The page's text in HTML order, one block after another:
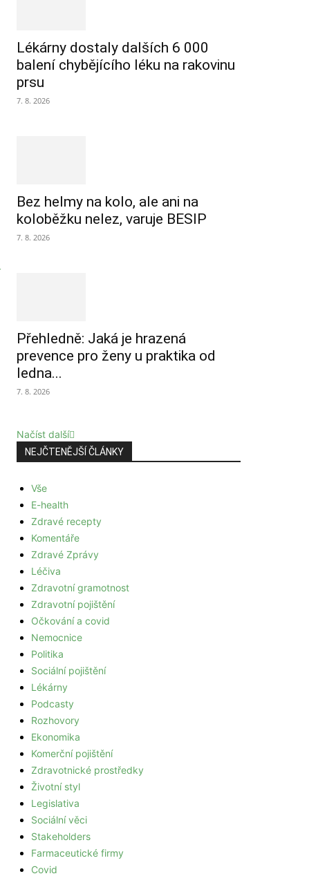
Lékárny dostaly dalších 6 000
balení chybějícího léku na rakovinu
prsu
7. 8. 2026
Bez helmy na kolo, ale ani na
koloběžku nelez, varuje BESIP
7. 8. 2026
Přehledně: Jaká je hrazená
prevence pro ženy u praktika od
ledna...
7. 8. 2026
Načíst další
NEJČTENĚJŠÍ ČLÁNKY
Vše
E-health
Zdravé recepty
Komentáře
Zdravé Zprávy
Léčiva
Zdravotní gramotnost
Zdravotní pojištění
Očkování a covid
Nemocnice
Politika
Sociální pojištění
Lékárny
Podcasty
Rozhovory
Ekonomika
Komerční pojištění
Zdravotnické prostředky
Životní styl
Legislativa
Sociální věci
Stakeholders
Farmaceutické firmy
Covid